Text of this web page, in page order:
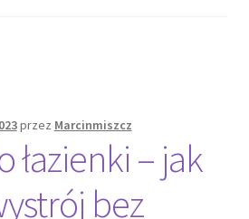
przez Marcinmiszcz
łazienki – jak
bez